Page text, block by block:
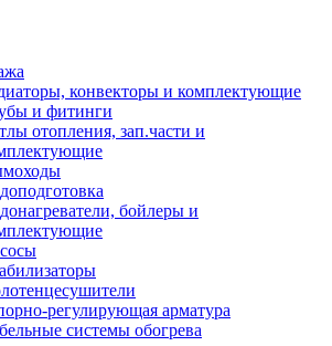
конвекторы и комплектующие
и фитинги
отопления, зап.части и
бойлеры и
регулирующая арматура
системы обогрева